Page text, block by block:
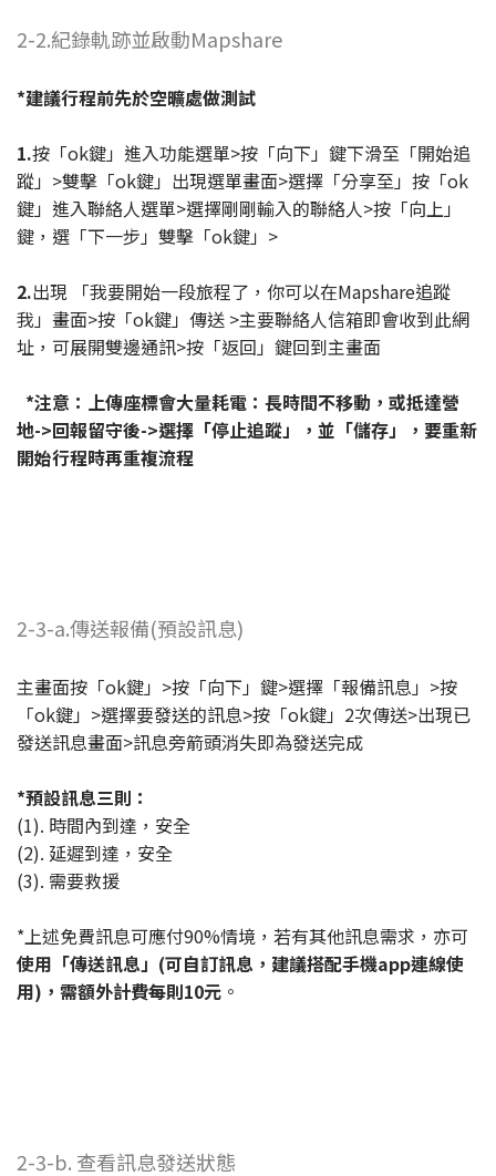
2-2.紀錄軌跡並啟動Mapshare
*建議行程前先於空曠處做測試
1.按「ok鍵」進入功能選單>按「向下」鍵下滑至「開始追
蹤」>雙擊「ok鍵」出現選單畫面>選擇「分享至」按「ok
鍵」進入聯絡人選單>選擇剛剛輸入的聯絡人>按「向上」
鍵，選「下一步」雙擊「ok鍵」>
2.出現 「我要開始一段旅程了，你可以在Mapshare追蹤
我」畫面>按「ok鍵」傳送 >主要聯絡人信箱即會收到此網
址，可展開雙邊通訊>按「返回」鍵回到主畫面
*注意：上傳座標會大量耗電：長時間不移動，或抵達營
地->回報留守後->選擇「停止追蹤」，並「儲存」，要重新
開始行程時再重複流程
2-3-a.傳送報備(預設訊息)
主畫面按「ok鍵」>按「向下」鍵>選擇「報備訊息」>按
「ok鍵」>選擇要發送的訊息>按「ok鍵」2次傳送>出現已
發送訊息畫面>訊息旁箭頭消失即為發送完成
*預設訊息三則：
(1). 時間內到達，安全
(2). 延遲到達，安全
(3). 需要救援
*上述免費訊息可應付90%情境，若有其他訊息需求，亦可
使用「傳送訊息」(可自訂訊息，建議搭配手機app連線使
用)，需額外計費每則10元 。
2-3-b. 查看訊息發送狀態